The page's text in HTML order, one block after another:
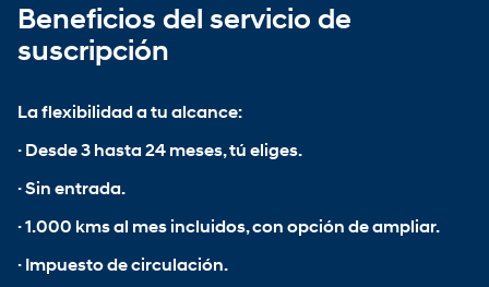
Beneficios del servicio de
suscripción
La flexibilidad a tu alcance:
· Desde 3 hasta 24 meses, tú eliges.
· Sin entrada.
· 1.000 kms al mes incluidos, con opción de ampliar.
· Impuesto de circulación.